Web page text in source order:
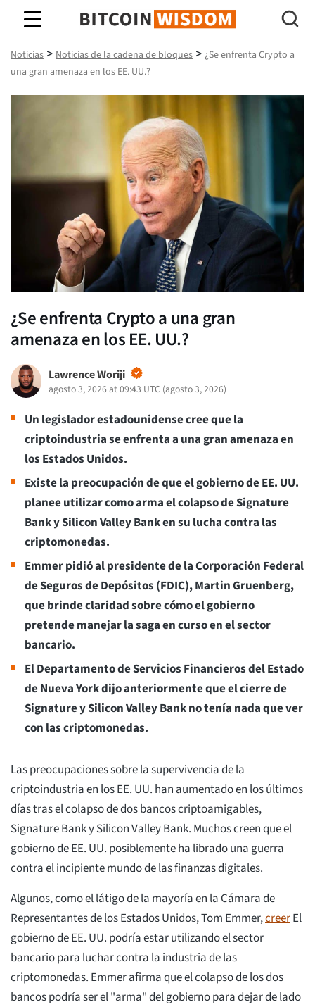
Sabiduría de Bitcoin
Noticias > Noticias de la cadena de bloques > ¿Se enfrenta Crypto a
una gran amenaza en los EE. UU.?
¿Se enfrenta Crypto a una gran
amenaza en los EE. UU.?
Lawrence Woriji
agosto 3, 2026 at 09:43 UTC (agosto 3, 2026)
Un legislador estadounidense cree que la
criptoindustria se enfrenta a una gran amenaza en
los Estados Unidos.
Existe la preocupación de que el gobierno de EE. UU.
planee utilizar como arma el colapso de Signature
Bank y Silicon Valley Bank en su lucha contra las
criptomonedas.
Emmer pidió al presidente de la Corporación Federal
de Seguros de Depósitos (FDIC), Martin Gruenberg,
que brinde claridad sobre cómo el gobierno
pretende manejar la saga en curso en el sector
bancario.
El Departamento de Servicios Financieros del Estado
de Nueva York dijo anteriormente que el cierre de
Signature y Silicon Valley Bank no tenía nada que ver
con las criptomonedas.
Las preocupaciones sobre la supervivencia de la
criptoindustria en los EE. UU. han aumentado en los últimos
días tras el colapso de dos bancos criptoamigables,
Signature Bank y Silicon Valley Bank. Muchos creen que el
gobierno de EE. UU. posiblemente ha librado una guerra
contra el incipiente mundo de las finanzas digitales.
Algunos, como el látigo de la mayoría en la Cámara de
Representantes de los Estados Unidos, Tom Emmer,creerEl
gobierno de EE. UU. podría estar utilizando el sector
bancario para luchar contra la industria de las
criptomonedas. Emmer afirma que el colapso de los dos
bancos podría ser el "arma" del gobierno para dejar de lado